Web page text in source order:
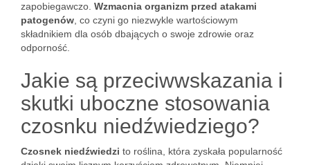
zapobiegawczo. Wzmacnia organizm przed atakami
patogenów , co czyni go niezwykle wartościowym
składnikiem dla osób dbających o swoje zdrowie oraz
odporność.
Jakie są przeciwwskazania i
skutki uboczne stosowania
czosnku niedźwiedziego?
Czosnek niedźwiedzi to roślina, która zyskała popularność